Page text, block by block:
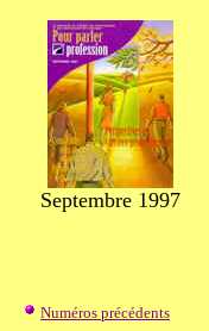
Septembre 1997
Numéros précédents